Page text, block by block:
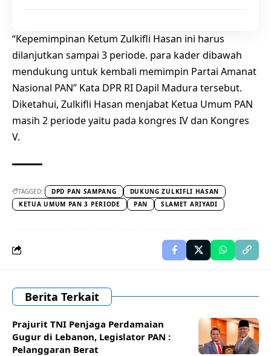
“Kepemimpinan Ketum Zulkifli Hasan ini harus
dilanjutkan sampai 3 periode. para kader dibawah
mendukung untuk kembali memimpin Partai Amanat
Nasional PAN” Kata DPR RI Dapil Madura tersebut.
Diketahui, Zulkifli Hasan menjabat Ketua Umum PAN
masih 2 periode yaitu pada kongres IV dan Kongres
V.
TAGGED: DPD PAN SAMPANG
DUKUNG ZULKIFLI HASAN
KETUA UMUM PAN 3 PERIODE
PAN SLAMET ARIYADI
Berita Terkait
Prajurit TNI Penjaga Perdamaian
Gugur di Lebanon, Legislator PAN :
Pelanggaran Berat